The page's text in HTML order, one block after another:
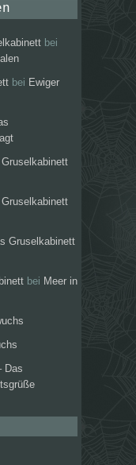
bei
bei Ewiger
Gruselkabinett
bei Meer in
Das